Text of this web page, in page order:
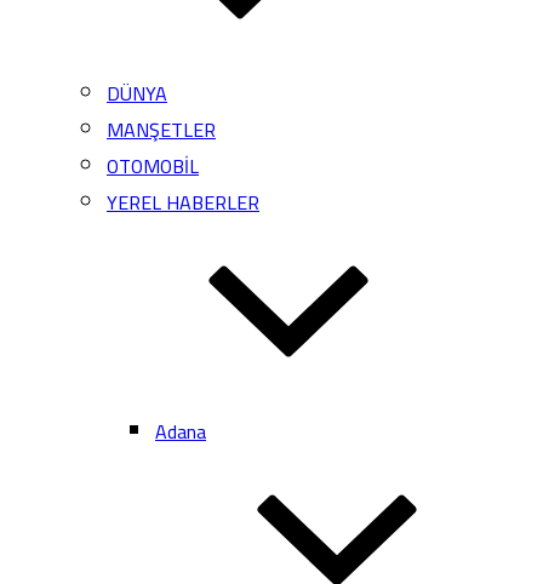
DÜNYA
MANŞETLER
OTOMOBİL
YEREL HABERLER
Adana